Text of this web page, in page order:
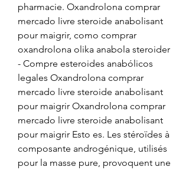
pharmacie. Oxandrolona comprar
mercado livre steroide anabolisant
pour maigrir, como comprar
oxandrolona olika anabola steroider
- Compre esteroides anabólicos
legales Oxandrolona comprar
mercado livre steroide anabolisant
pour maigrir Oxandrolona comprar
mercado livre steroide anabolisant
pour maigrir Esto es. Les stéroïdes à
composante androgénique, utilisés
pour la masse pure, provoquent une